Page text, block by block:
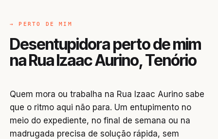
→ PERTO DE MIM
Desentupidora perto de mim
na Rua Izaac Aurino, Tenório
Quem mora ou trabalha na Rua Izaac Aurino sabe
que o ritmo aqui não para. Um entupimento no
meio do expediente, no final de semana ou na
madrugada precisa de solução rápida, sem